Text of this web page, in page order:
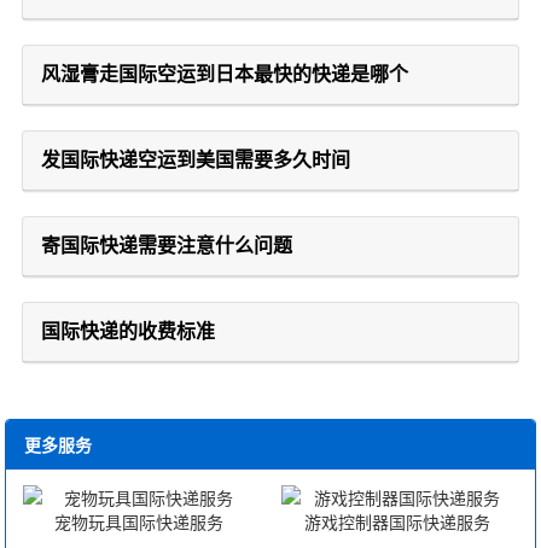
风湿膏走国际空运到日本最快的快递是哪个
发国际快递空运到美国需要多久时间
寄国际快递需要注意什么问题
国际快递的收费标准
更多服务
宠物玩具国际快递服务 游戏控制器国际快递服务